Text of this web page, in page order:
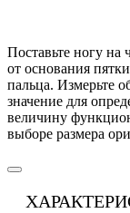
Поставьте ногу на
от основания
пальца. Измерьте
значение для
величину
выборе размера